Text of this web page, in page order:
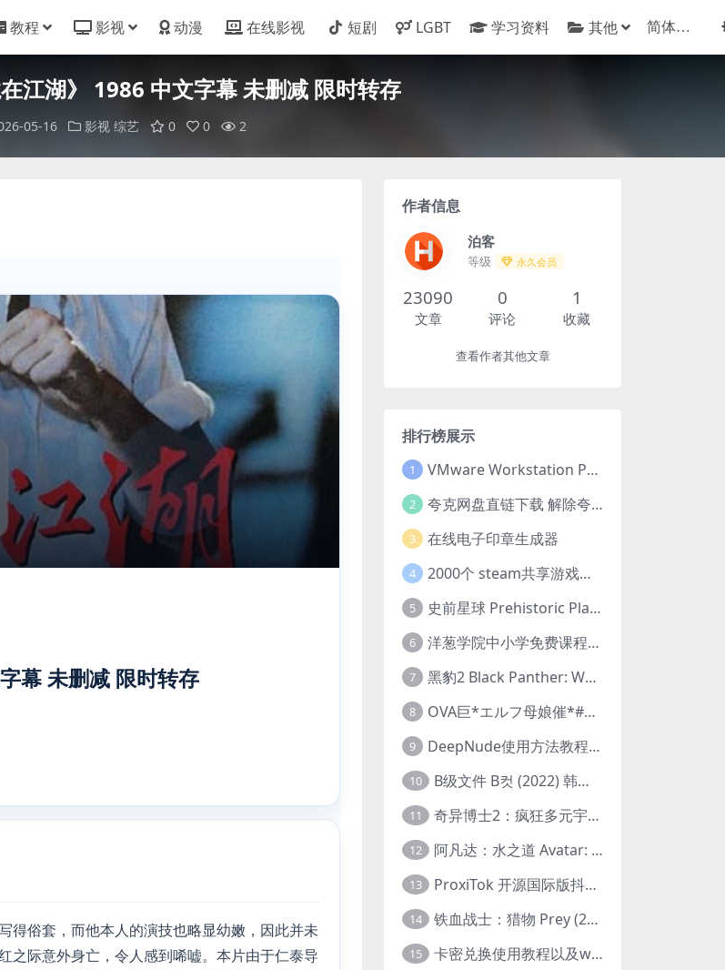
教程 影视 动漫 在线影视 短剧 LGBT 学习资料 其他
江湖》 1986 中文字幕 未删减 限时转存
05-16 影视 综艺 0 0 2
幕 未删减 限时转存
得俗套，而他本人的演技也略显幼嫩，因此并未
之际意外身亡，令人感到唏嘘。本片由于仁泰导
作者信息
泊客
等级 永久会员
23090
文章
0
评论
1
收藏
查看作者其他文章
排行榜展示
1 VMware Workstation Pro 16 永久激活密钥(序列号)
2 夸克网盘直链下载 解除夸克网盘下载限制 油猴脚本
3 在线电子印章生成器
4 2000个 steam共享游戏账号 离线steam账号分享
5 史前星球 Prehistoric Planet (2022) 中字 1080p 高清 阿里云盘 2022.5.27已更新全集
6 洋葱学院中小学免费课程集合 云盘下载
7 黑豹2 Black Panther: Wakanda Forever (2022) 高清版
8 OVA巨*エルフ母娘催*#1エルフの国を蹂*する男。汚された女王と姫
9 DeepNude使用方法教程FAQ
10 B级文件 B컷 (2022) 韩国大尺度剧情电影 1080P 中字
11 奇异博士2：疯狂多元宇宙 Doctor Strange in the Multiverse of Madness (2022) 高清版1080p
12 阿凡达：水之道 Avatar: The Way of Water (2022) 1080p 2k 4k 中文字幕
13 ProxiTok 开源国际版抖音TikTok网页版 国内网络直连
14 铁血战士：猎物 Prey (2022) 中英字幕 1080P
15 卡密兑换使用教程以及windows使用教程